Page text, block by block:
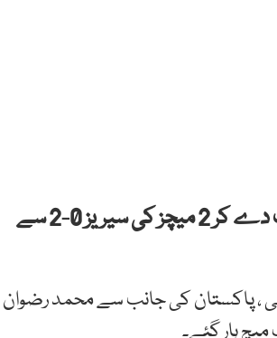
بنگلہ دیش نے پاکستان کو دوسرے ٹیسٹ میں 78 رن سے شکست دے کر 2 میچز کی سیریز 0-2 سے
میں 358 رن بنا کر آوٹ ہو گئی ، پاکستان کی جانب سے محمد رضوان